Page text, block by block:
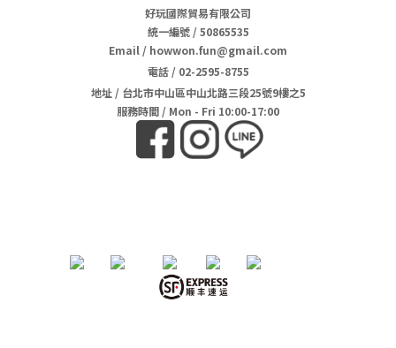
好玩國際貿易有限公司
統一編號 / 50865535
Email / howwon.fun@gmail.com
電話/ 02-2595-8755
地址/ 台北市中山區中山北路三段25號9樓之5
服務時間 / Mon - Fri 10:00-17:00